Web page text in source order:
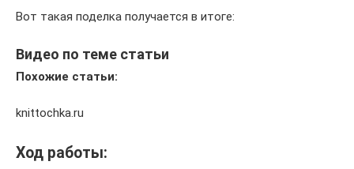
Вот такая поделка получается в итоге:
Видео по теме статьи
Похожие статьи:
knittochka.ru
Ход работы: